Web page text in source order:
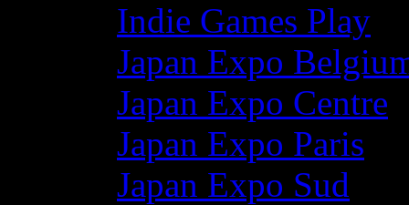
Indie Games Play
Japan Expo
Japan Expo Centre
Japan Expo Paris
Japan Expo Sud